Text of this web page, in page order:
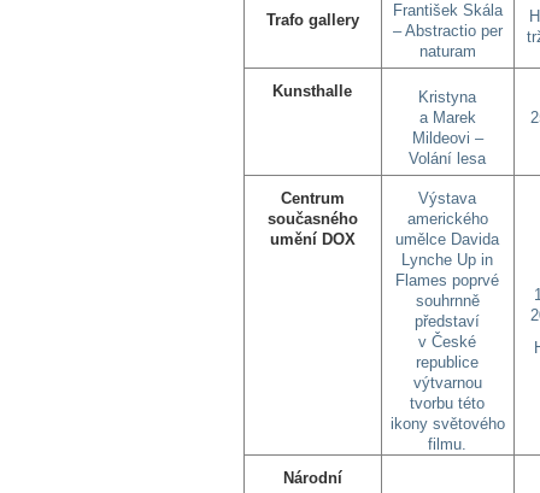
Trafo gallery
František Skála
– Abstractio per
naturam
Kunsthalle
Kristyna
a Marek
Mildeovi –
Volání lesa
Centrum
současného
umění DOX
Výstava
amerického
umělce Davida
Lynche Up in
Flames poprvé
souhrnně
představí
v České
republice
výtvarnou
tvorbu této
ikony světového
filmu.
Národní